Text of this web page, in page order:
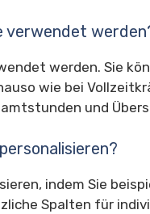
verwendet
werden. Sie
wie bei
und
indem Sie
Spalten für